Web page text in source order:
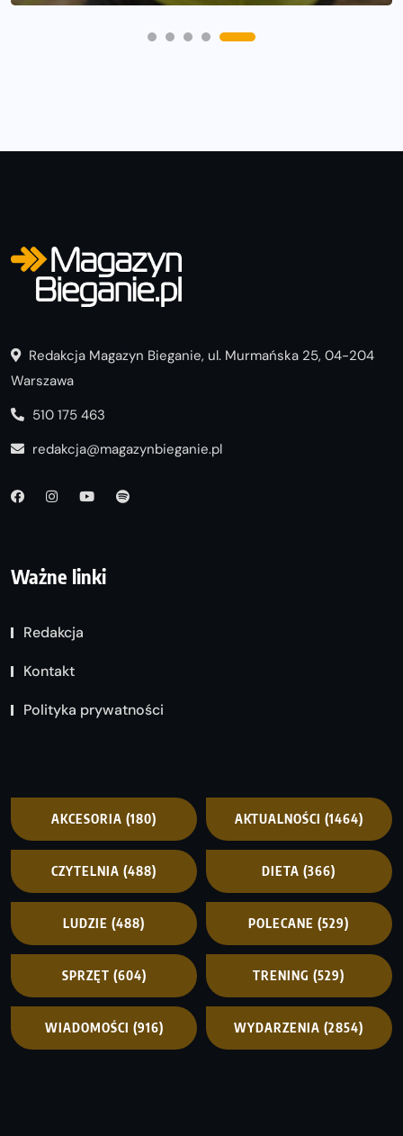
Redakcja Magazyn Bieganie, ul. Murmańska 25, 04-204
Warszawa
510 175 463
redakcja@magazynbieganie.pl
Ważne linki
Redakcja
Kontakt
Polityka prywatności
AKCESORIA (180) AKTUALNOŚCI (1464)
CZYTELNIA (488) DIETA (366)
LUDZIE (488) POLECANE (529)
SPRZĘT (604) TRENING (529)
WIADOMOŚCI (916) WYDARZENIA (2854)